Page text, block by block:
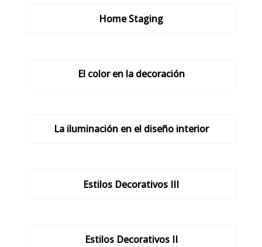
Home Staging
El color en la decoración
La iluminación en el diseño interior
Estilos Decorativos III
Estilos Decorativos II